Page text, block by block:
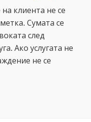
клиента не се
Сумата се
след
Ако услугата не
не се